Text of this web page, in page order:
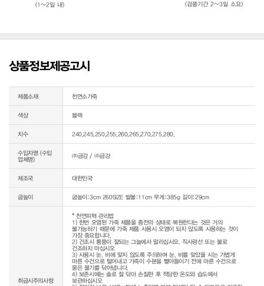
(1~2일 내)
(검품기간 2~3일 소요)
상품정보제공고시
제품소재 천연소가죽
색상 블랙
치수 240,245,250,255,260,265,270,275,280,
수입자명 (수입
업체명)
㈜금강 / ㈜금강
제조국 대한민국
굽높이 굽높이:3cm 260SIZE 발볼:11cm 무게:385g 길이:29cm
취급시주의사항
* 천연피혁 관리법
1) 한번 오염된 가죽 제품을 종전의 상태로 복원한다는 것은 거의
불가능하기 때문에 가죽 제품 사용시 오염이 되지 않도록 사용하는 것이
가장 중요합니다.
2) 건조시 통풍이 잘되는 그늘에서 말리십시오. 직사광선 또는 불로
건조하지 마십시오
3) 사용시 눈, 비에 맞지 않도록 주의하며 눈, 비를 맞았을 시는 가볍게
마른 수건으로 털어내고 가죽이 수분을 빨아들이기 전에 마른 수건으로
묻은 물기를 닦아냅니다.
4) 보존시에는 솔로 잘 닦아 손질한 후 적당한 온도와 습도에서
보관하십시오